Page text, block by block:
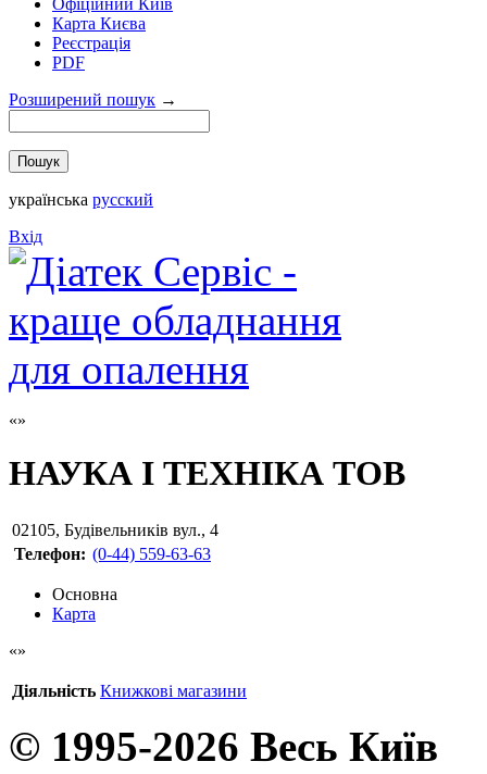
Офіційний Київ
Карта Києва
Реєстрація
PDF
Розширений пошук →
українська русский
Вхід
НАУКА І ТЕХНІКА ТОВ
02105, Будівельників вул., 4
Телефон: (0-44) 559-63-63
Основна
Карта
Діяльність Книжкові магазини
© 1995-2026 Весь Київ